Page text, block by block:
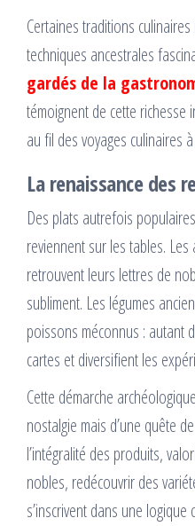
Certaines traditions
techniques ancestrales
gardés de la
témoignent de cette richesse
au fil des voyages culinaires
La renaissance des
Des plats autrefois
reviennent sur les tables.
retrouvent leurs lettres de
subliment. Les légumes
poissons méconnus : autant
cartes et diversifient les
Cette démarche
nostalgie mais d’une quête
l’intégralité des produits,
nobles, redécouvrir des
s’inscrivent dans une